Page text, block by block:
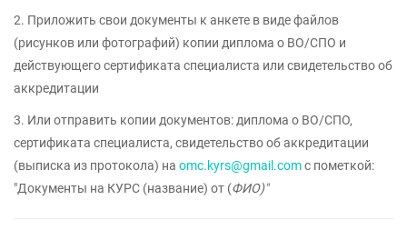
2. Приложить свои документы к анкете в виде файлов
(рисунков или фотографий) копии диплома о ВО/СПО и
действующего сертификата специалиста или свидетельство об
аккредитации
3. Или отправить копии документов: диплома о ВО/СПО,
сертификата специалиста, свидетельство об аккредитации
(выписка из протокола) на omc.kyrs@gmail.comс пометкой:
"Документы на КУРС (название) от (ФИО)"